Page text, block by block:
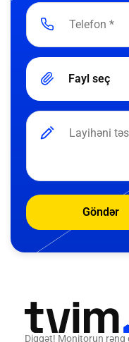
Fayl seç
Göndər
Diqqət! Monitorun rəng